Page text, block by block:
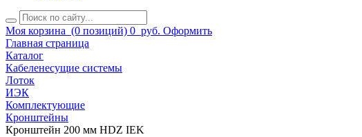
Моя корзина (0 позиций) 0 руб. Оформить
Главная страница
Каталог
Кабеленесущие системы
Лоток
ИЭК
Комплектующие
Кронштейны
Кронштейн 200 мм HDZ IEK